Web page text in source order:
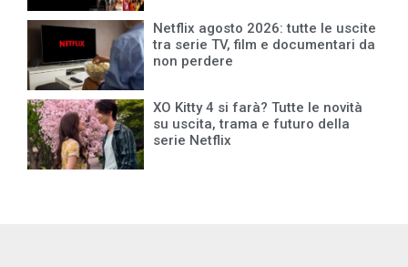
Netflix agosto 2026: tutte le uscite
tra serie TV, film e documentari da
non perdere
XO Kitty 4 si farà? Tutte le novità
su uscita, trama e futuro della
serie Netflix